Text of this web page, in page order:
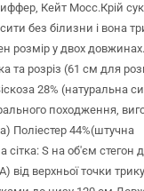
Кейт Мосс.Крій
без білизни і вона
розмір у двох
та розріз (61 см для
28% (натуральна
походження,
Поліестер 44%(штучна
S на об'єм стегон
верхньої точки